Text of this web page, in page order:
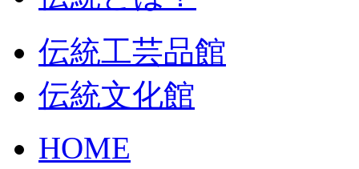
伝統工芸品館
伝統文化館
HOME